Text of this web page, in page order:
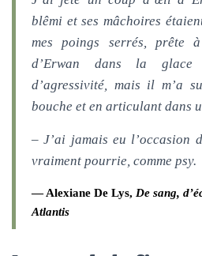
blêmi et ses mâchoires
mes poings serrés, prête
d’Erwan dans la glace
d’agressivité, mais il m’a
bouche et en articulant dans
– J’ai jamais eu l’occasion
vraiment pourrie, comme psy.
Alexiane De Lys, De sang,
Atlantis